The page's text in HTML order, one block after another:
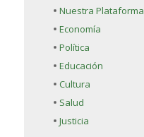
Nuestra Plataforma
Economía
Política
Educación
Cultura
Salud
Justicia